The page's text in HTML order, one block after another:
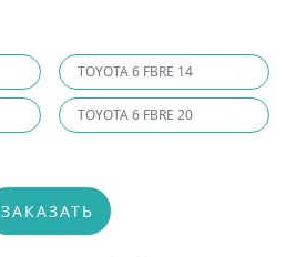
TOYOTA 6 FBRE 14
TOYOTA 6 FBRE 20
ЗАКАЗАТЬ